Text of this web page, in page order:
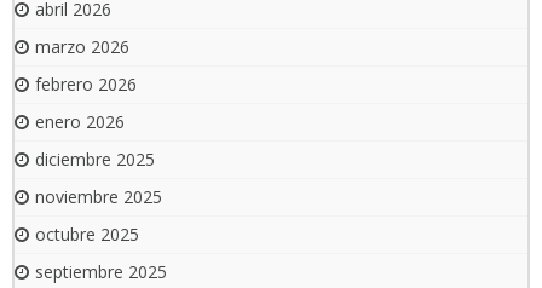
abril 2026
marzo 2026
febrero 2026
enero 2026
diciembre 2025
noviembre 2025
octubre 2025
septiembre 2025